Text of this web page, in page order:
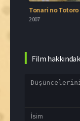
2007
Film